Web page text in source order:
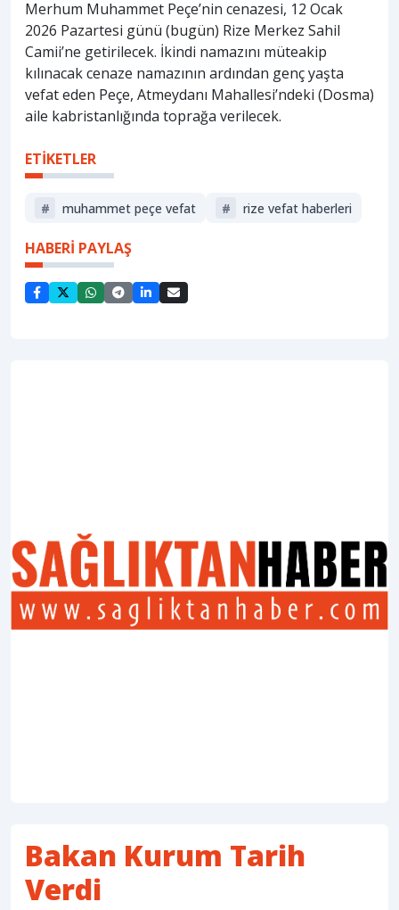
Merhum Muhammet Peçe’nin cenazesi, 12 Ocak
2026 Pazartesi günü (bugün) Rize Merkez Sahil
Camii’ne getirilecek. İkindi namazını müteakip
kılınacak cenaze namazının ardından genç yaşta
vefat eden Peçe, Atmeydanı Mahallesi’ndeki (Dosma)
aile kabristanlığında toprağa verilecek.
ETİKETLER
# muhammet peçe vefat # rize vefat haberleri
HABERİ PAYLAŞ
Bakan Kurum Tarih
Verdi